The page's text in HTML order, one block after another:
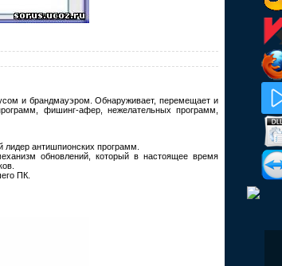
и брандмауэром. Обнаруживает, перемещает и
фишинг-афер, нежелательных программ,
антишпионских программ.
обновлений, который в настоящее время
ПК.